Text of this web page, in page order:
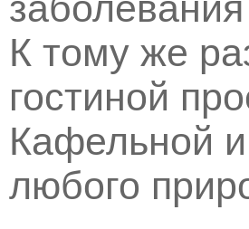
К тому же
гостиной
Кафельной
любого